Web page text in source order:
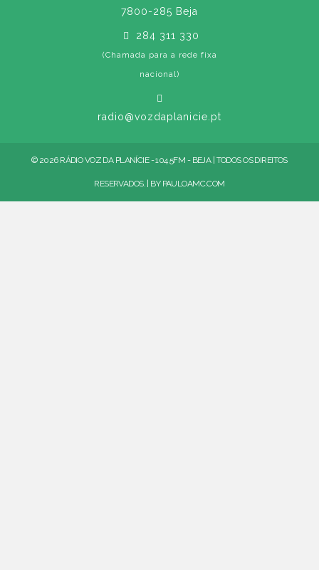
7800-285 Beja
284 311 330
(Chamada para a rede fixa
nacional)
radio@vozdaplanicie.pt
© 2026 RÁDIO VOZ DA PLANÍCIE - 104.5FM - BEJA | TODOS OS DIREITOS
RESERVADOS. | BY PAULOAMC.COM